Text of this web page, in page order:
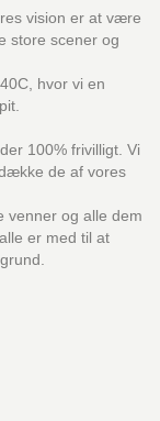
vision er at være
store scener og
hvor vi en
100% frivilligt. Vi
de af vores
venner og alle dem
er med til at